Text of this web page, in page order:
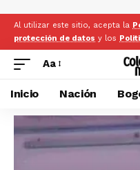
Al utilizar este sitio, acepta la
protección de datos y los
Aa
Inicio Nación